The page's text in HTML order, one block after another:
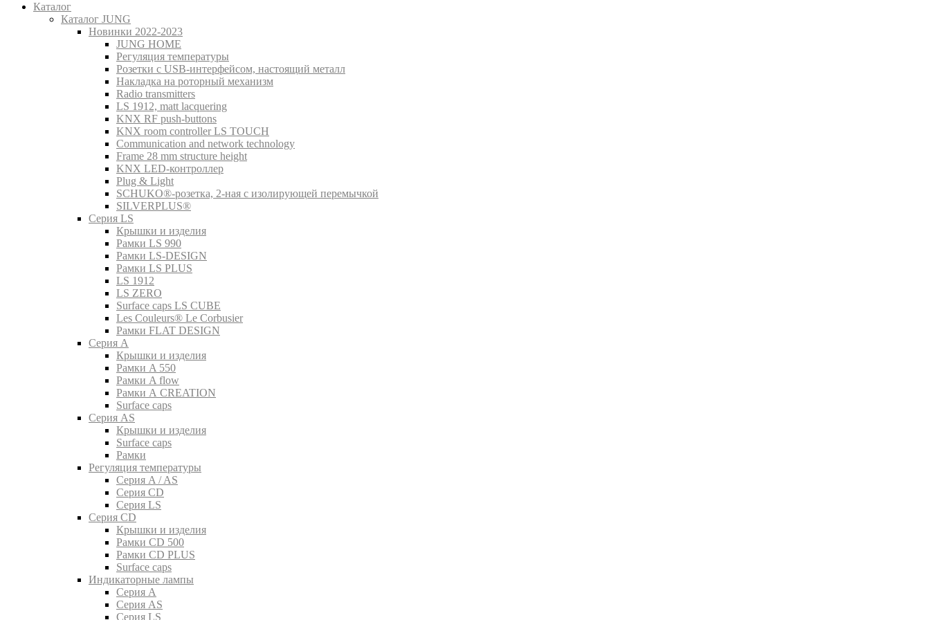
Каталог
Каталог JUNG
Новинки 2022-2023
JUNG HOME
Регуляция температуры
Розетки с USB-интерфейсом, настоящий металл
Накладка на роторный механизм
Radio transmitters
LS 1912, matt lacquering
KNX RF push-buttons
KNX room controller LS TOUCH
Communication and network technology
Frame 28 mm structure height
KNX LED-контроллер
Plug & Light
SCHUKO®-розетка, 2-ная с изолирующей перемычкой
SILVERPLUS®
Серия LS
Крышки и изделия
Рамки LS 990
Рамки LS-DESIGN
Рамки LS PLUS
LS 1912
LS ZERO
Surface caps LS CUBE
Les Couleurs® Le Corbusier
Рамки FLAT DESIGN
Серия A
Крышки и изделия
Рамки A 550
Рамки A flow
Рамки A CREATION
Surface caps
Серия AS
Крышки и изделия
Surface caps
Рамки
Регуляция температуры
Серия A / AS
Серия CD
Серия LS
Серия CD
Крышки и изделия
Рамки CD 500
Рамки CD PLUS
Surface caps
Индикаторные лампы
Серия A
Серия AS
Серия LS